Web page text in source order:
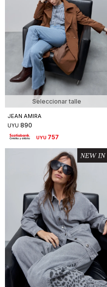
Seleccionar talle
JEAN AMIRA
UYU 890
UYU 757